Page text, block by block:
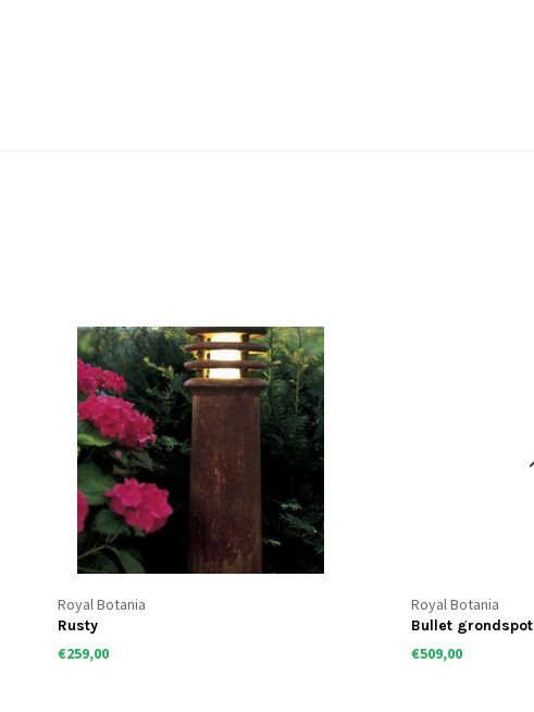
Royal Botania
Rusty
€259,00
Royal Botania
Bullet grondspot
€509,00